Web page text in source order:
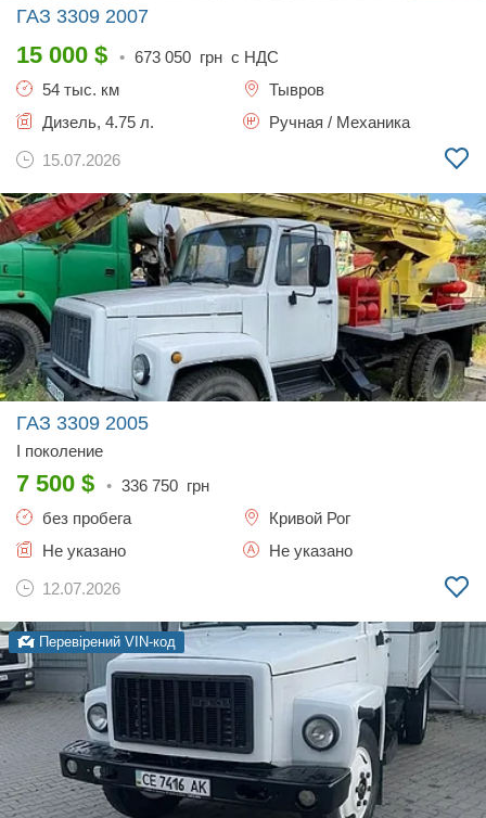
ГАЗ 3309 2007
15 000 $ • 673 050 грн с НДС
54 тыс. км
Тывров
Дизель, 4.75 л.
Ручная / Механика
15.07.2026
ГАЗ 3309 2005
I поколение
7 500 $ • 336 750 грн
без пробега
Кривой Рог
Не указано
Не указано
12.07.2026
Перевірений VIN-код